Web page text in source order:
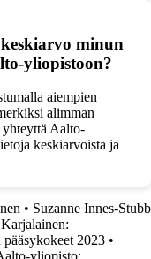
minun
yliopistoon?
aiempien
alimman
Aalto-
keskiarvoista ja
• Suzanne Innes-Stubb
2023 •